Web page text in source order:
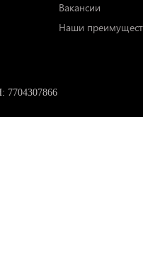
Вакансии
Наши